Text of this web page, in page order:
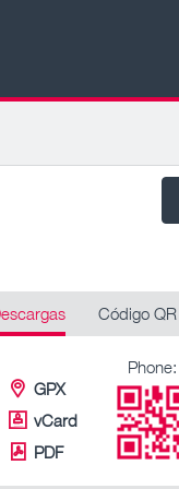
Código QR
GPX
vCard
PDF
Phone: